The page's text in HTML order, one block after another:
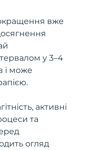
вже
у 3–4
і може
активні
та
огляд